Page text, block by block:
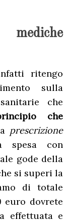
ritengo
sulla
che
che
prescrizione
spesa con
gode della
si superi la
di totale
euro dovrete
effettuata e